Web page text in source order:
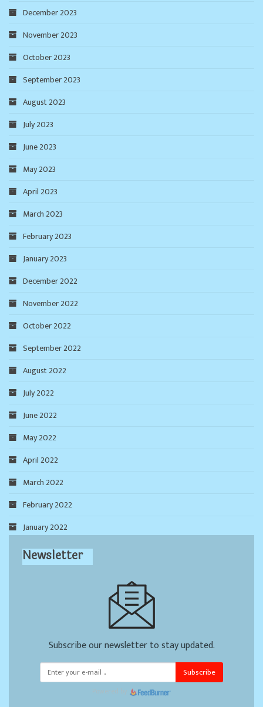
December 2023
November 2023
October 2023
September 2023
August 2023
July 2023
June 2023
May 2023
April 2023
March 2023
February 2023
January 2023
December 2022
November 2022
October 2022
September 2022
August 2022
July 2022
June 2022
May 2022
April 2022
March 2022
February 2022
January 2022
Newsletter
Subscribe our newsletter to stay updated.
Subscribe